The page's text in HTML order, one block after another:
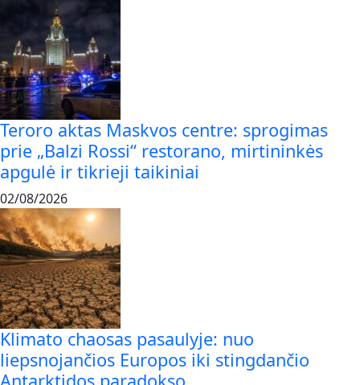
Teroro aktas Maskvos centre: sprogimas
prie „Balzi Rossi“ restorano, mirtininkės
apgulė ir tikrieji taikiniai
02/08/2026
Klimato chaosas pasaulyje: nuo
liepsnojančios Europos iki stingdančio